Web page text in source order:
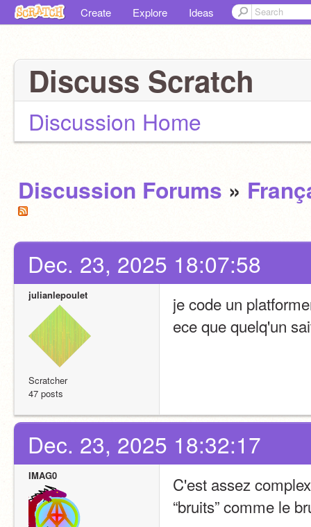
Create Explore Ideas
Discuss Scratch
Discussion Home
Discussion Forums »
Dec. 23, 2025 18:07:58
julianlepoulet
Scratcher
47 posts
je code un
ece que quelq'un
Dec. 23, 2025 18:32:17
IMAG0
C'est assez
“bruits” comme le